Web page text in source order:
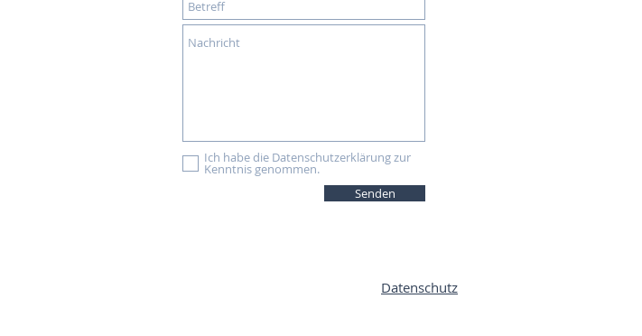
Ich habe die Datenschutzerklärung zur
Kenntnis genommen.
Senden
Datenschutz